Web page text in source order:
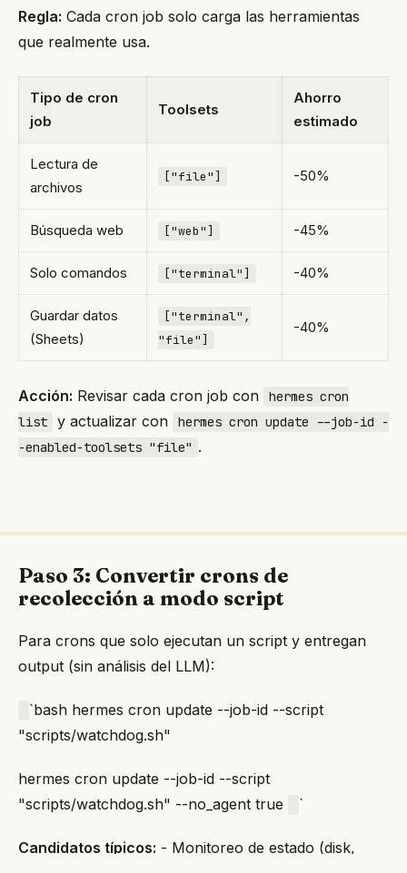
Regla: Cada cron job solo carga las herramientas
que realmente usa.
Tipo de cron
job
Toolsets
Ahorro
estimado
Lectura de
archivos
["file"] -50%
Búsqueda web ["web"] -45%
Solo comandos ["terminal"] -40%
Guardar datos
(Sheets)
["terminal",
"file"]
-40%
Acción: Revisar cada cron job con
hermes cron
list
y actualizar con hermes cron update --job-id
-
-enabled-toolsets "file" .
Paso 3: Convertir crons de
recolección a modo script
Para crons que solo ejecutan un script y entregan
output (sin análisis del LLM):
`bash hermes cron update --job-id --script
"scripts/watchdog.sh"
hermes cron update --job-id --script
"scripts/watchdog.sh" --no_agent true
`
Candidatos típicos: - Monitoreo de estado (disk,